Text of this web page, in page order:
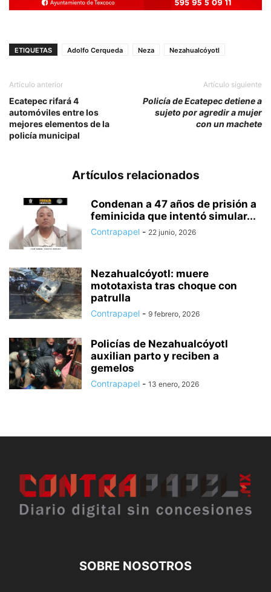
ETIQUETAS Adolfo Cerqueda Neza Nezahualcóyotl
Artículo anterior
Ecatepec rifará 4
automóviles entre los
mejores elementos de la
policía municipal
Artículo siguiente
Policía de Ecatepec detiene a
sujeto por agredir a mujer
con un machete
Artículos relacionados
Condenan a 47 años de prisión a
feminicida que intentó simular...
Contrapapel - 22 junio, 2026
Nezahualcóyotl: muere
mototaxista tras choque con
patrulla
Contrapapel - 9 febrero, 2026
Policías de Nezahualcóyotl
auxilian parto y reciben a
gemelos
Contrapapel - 13 enero, 2026
SOBRE NOSOTROS